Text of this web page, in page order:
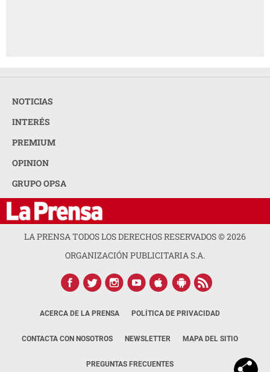
NOTICIAS
INTERÉS
PREMIUM
OPINION
GRUPO OPSA
LA PRENSA TODOS LOS DERECHOS RESERVADOS ©2026
ORGANIZACIÓN PUBLICITARIA S.A.
ACERCA DE LA PRENSA POLÍTICA DE PRIVACIDAD
CONTACTA CON NOSOTROS NEWSLETTER MAPA DEL SITIO
PREGUNTAS FRECUENTES